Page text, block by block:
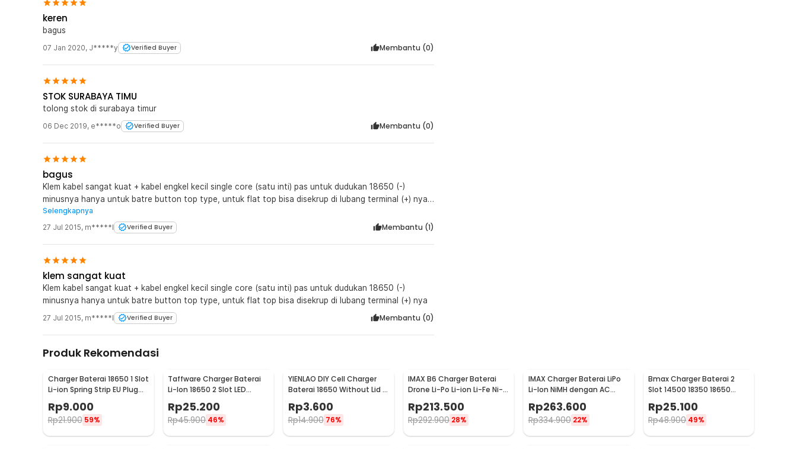
keren
bagus
07 Jan 2020, J*****y Verified Buyer Membantu (0)
STOK SURABAYA TIMU
tolong stok di surabaya timur
06 Dec 2019, e*****o Verified Buyer Membantu (0)
bagus
Klem kabel sangat kuat + kabel engkel kecil single core (satu inti) pas untuk dudukan 18650 (-)
minusnya hanya untuk batre button top type, untuk flat top bisa disekrup di lubang terminal (+) nya
jaknot gimana sih?? captcha comment case sensitive, tapi input captcha automatic capital letter
wkwkwk
Selengkapnya
27 Jul 2015, m*****l Verified Buyer Membantu (1)
klem sangat kuat
Klem kabel sangat kuat + kabel engkel kecil single core (satu inti) pas untuk dudukan 18650 (-)
minusnya hanya untuk batre button top type, untuk flat top bisa disekrup di lubang terminal (+) nya
27 Jul 2015, m*****l Verified Buyer Membantu (0)
Produk Rekomendasi
Charger Baterai 18650 1 Slot
Li-ion Spring Strip EU Plug
Rp9.000
Rp21.900 59%
Taffware Charger Baterai
Li-Ion 18650 2 Slot LED
04200-1000
Rp25.200
Rp45.900 46%
YIENLAO DIY Cell Charger
Baterai 18650 Without Lid 2
Cell - BC-001/2
Rp3.600
Rp14.900 76%
IMAX B6 Charger Baterai
Drone Li-Po Li-ion Li-Fe Ni-
Cd Polymer LCD 80W
Rp213.500
Rp292.900 28%
IMAX Charger Baterai LiPo
Li-Ion NiMH dengan AC
Adapter Integrated - B6AC
Rp263.600
Rp334.900 22%
Bmax Charger Baterai 2
Slot 14500 18350 18650
BH-042100-02U
Rp25.100
Rp48.900 49%